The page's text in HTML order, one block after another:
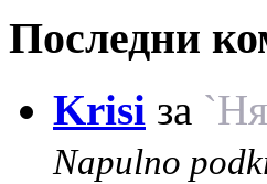
Последни
Krisi за
Napulno